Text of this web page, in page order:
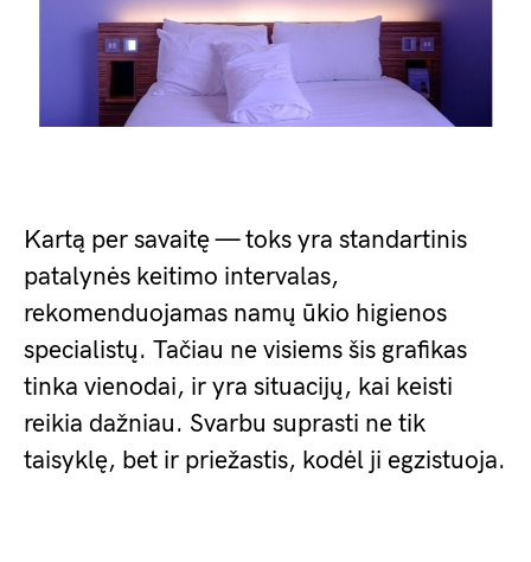
Kartą per savaitę — toks yra standartinis
patalynės keitimo intervalas,
rekomenduojamas namų ūkio higienos
specialistų. Tačiau ne visiems šis grafikas
tinka vienodai, ir yra situacijų, kai keisti
reikia dažniau. Svarbu suprasti ne tik
taisyklę, bet ir priežastis, kodėl ji egzistuoja.